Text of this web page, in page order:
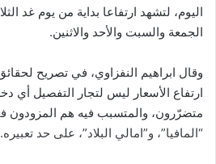
اليوم، لتشهد ارتفاعا بداية من يوم غد
الجمعة والسبت والأحد والاثنين.
وقال ابراهيم النفزاوي، في تصريح لحقائق
ارتفاع الأسعار ليس لتجار التفصيل أي
متضرّرون، والمتسبب فيه هم المزودون
“المافيا”، و”امالي البلاد”، على حد تعبيره.